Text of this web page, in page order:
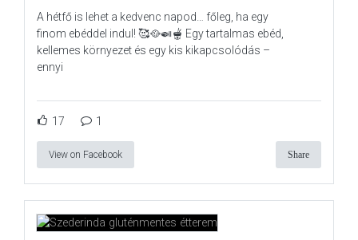
A hétfő is lehet a kedvenc napod… főleg, ha egy
finom ebéddel indul! 🥰🥘🍛🫕 Egy tartalmas ebéd,
kellemes környezet és egy kis kikapcsolódás –
ennyi
17 1
View on Facebook Share